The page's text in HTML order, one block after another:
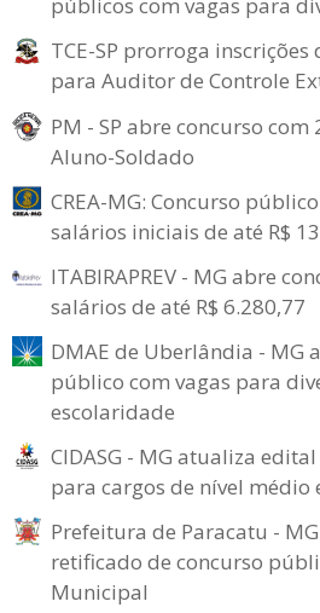
TCE-SP prorroga
para Auditor de Controle
PM - SP abre concurso com
Aluno-Soldado
CREA-MG: Concurso
salários iniciais de até R$
ITABIRAPREV - MG abre
salários de até R$ 6.280,77
DMAE de Uberlândia - MG
público com vagas para
escolaridade
CIDASG - MG atualiza
para cargos de nível médio
Prefeitura de Paracatu -
retificado de concurso
Municipal